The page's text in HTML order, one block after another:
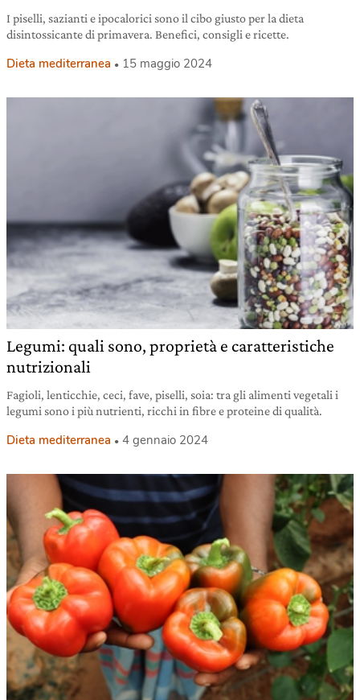
I piselli, sazianti e ipocalorici sono il cibo giusto per la dieta
disintossicante di primavera. Benefici, consigli e ricette.
Dieta mediterranea 15 maggio 2024
Legumi: quali sono, proprietà e caratteristiche
nutrizionali
Fagioli, lenticchie, ceci, fave, piselli, soia: tra gli alimenti vegetali i
legumi sono i più nutrienti, ricchi in fibre e proteine di qualità.
Dieta mediterranea 4 gennaio 2024